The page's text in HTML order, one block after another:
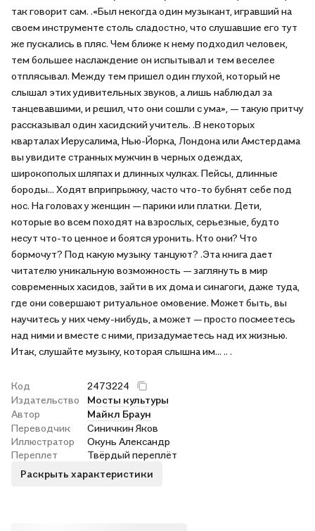
так говорит сам. .«Был некогда один музыкант, игравший на
своем инструменте столь сладостно, что слушавшие его тут
же пускались в пляс. Чем ближе к нему подходил человек,
тем большее наслаждение он испытывал и тем веселее
отплясывал. Между тем пришел один глухой, который не
слышал этих удивительных звуков, а лишь наблюдал за
танцевавшими, и решил, что они сошли с ума», — такую притчу
рассказывал один хасидский учитель. .В некоторых
кварталах Иерусалима, Нью-Йорка, Лондона или Амстердама
вы увидите странных мужчин в черных одеждах,
широкополых шляпах и длинных чулках. Пейсы, длинные
бороды... Ходят вприпрыжку, часто что-то бубнят себе под
нос. На головах у женщин — парики или платки. Дети,
которые во всем походят на взрослых, серьезные, будто
несут что-то ценное и боятся уронить. Кто они? Что
бормочут? Под какую музыку танцуют? .Эта книга дает
читателю уникальную возможность — заглянуть в мир
современных хасидов, зайти в их дома и синагоги, даже туда,
где они совершают ритуальное омовение. Может быть, вы
научитесь у них чему-нибудь, а может — просто посмеетесь
над ними и вместе с ними, призадумаетесь над их жизнью.
Итак, слушайте музыку, которая слышна им... .. .
Код
2473224
Издательство
Мосты культуры
Автор
Майкл Браун
Переводчик
Синичкин Яков
Иллюстратор
Окунь Александр
Переплет
Твёрдый переплёт
Раскрыть характеристики